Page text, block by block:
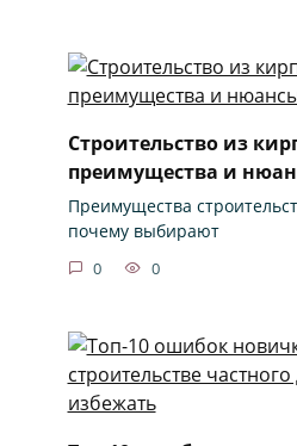
Строительство из
преимущества и
Преимущества
почему выбирают
0 0